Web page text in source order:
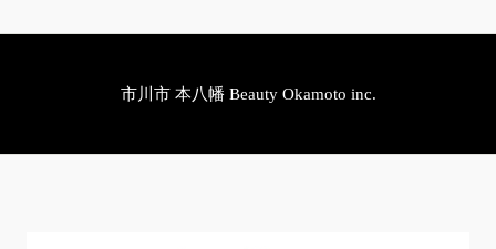
市川市 本八幡 Beauty Okamoto inc.